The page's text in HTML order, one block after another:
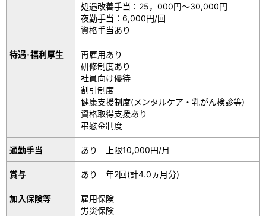
処遇改善手当：25，000円～30,000円
夜勤手当：6,000円/回
資格手当あり
待遇･福利厚生
再雇用あり
研修制度あり
社員向け優待
割引制度
健康支援制度(メンタルケア・乳がん検診等)
資格取得支援あり
弔慰金制度
通勤手当 あり 上限10,000円/月
賞与 あり 年2回(計4.0ヵ月分)
加入保険等
雇用保険
労災保険